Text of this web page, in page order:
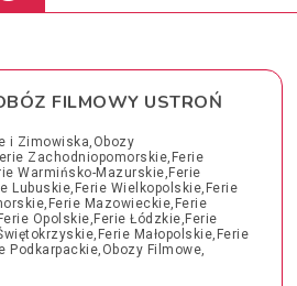
FILMOWY USTROŃ
i Zimowiska,Obozy
Zachodniopomorskie,Ferie
Warmińsko-Mazurskie,Ferie
Lubuskie,Ferie Wielkopolskie,Ferie
Mazowieckie,Ferie
Opolskie,Ferie Łódzkie,Ferie
Małopolskie,Ferie
Podkarpackie,Obozy Filmowe,